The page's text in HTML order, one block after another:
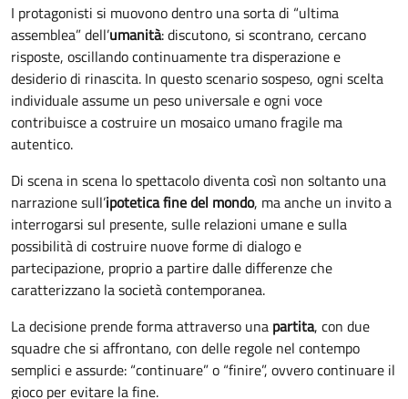
I protagonisti si muovono dentro una sorta di “ultima
assemblea” dell’umanità: discutono, si scontrano, cercano
risposte, oscillando continuamente tra disperazione e
desiderio di rinascita. In questo scenario sospeso, ogni scelta
individuale assume un peso universale e ogni voce
contribuisce a costruire un mosaico umano fragile ma
autentico.
Di scena in scena lo spettacolo diventa così non soltanto una
narrazione sull’ipotetica fine del mondo, ma anche un invito a
interrogarsi sul presente, sulle relazioni umane e sulla
possibilità di costruire nuove forme di dialogo e
partecipazione, proprio a partire dalle differenze che
caratterizzano la società contemporanea.
La decisione prende forma attraverso una partita, con due
squadre che si affrontano, con delle regole nel contempo
semplici e assurde: “continuare” o “finire”, ovvero continuare il
gioco per evitare la fine.